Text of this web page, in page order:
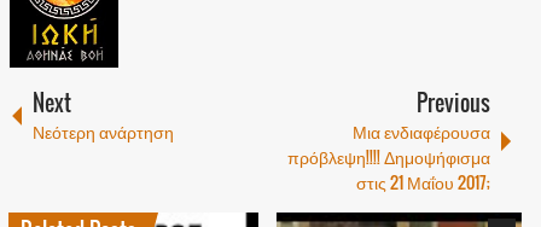
Next
Νεότερη ανάρτηση
Previous
Μια ενδιαφέρουσα
πρόβλεψη!!!! Δημοψήφισμα
στις 21 Μαΐου 2017;